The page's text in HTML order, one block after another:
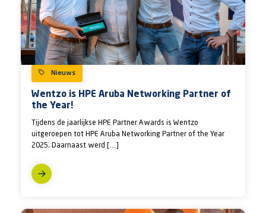
Nieuws
Wentzo is HPE Aruba Networking Partner of
the Year!
Tijdens de jaarlijkse HPE Partner Awards is Wentzo
uitgeroepen tot HPE Aruba Networking Partner of the Year
2025. Daarnaast werd […]